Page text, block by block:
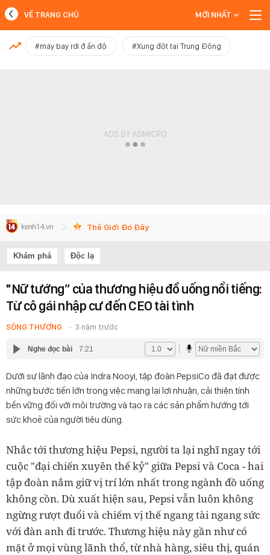
MỚI NHẤT
VỀ TRANG CHỦ MỚI NHẤT
#máy bay rơi ở ấn độ #Xung đột tại Trung Đông
Thế Giới Đó Đây
Khám phá Độc lạ
"Nữ tướng” của thương hiệu đồ uống nổi tiếng:
Từ cô gái nhập cư đến CEO tài tình
SÔNG THƯƠNG 3 năm trước
Nghe đọc bài 7:21
Dưới sự lãnh đạo của Indra Nooyi, tập đoàn PepsiCo đã đạt được
những bước tiến lớn trong việc mang lại lợi nhuận, cải thiện tính
bền vững đối với môi trường và tạo ra các sản phẩm hướng tới
sức khoẻ của người tiêu dùng.
Nhắc tới thương hiệu Pepsi, người ta lại nghĩ ngay tới
cuộc "đại chiến xuyên thế kỷ" giữa Pepsi và Coca - hai
tập đoàn nắm giữ vị trí lớn nhất trong ngành đồ uống
không cồn. Dù xuất hiện sau, Pepsi vẫn luôn không
ngừng rượt đuổi và chiếm vị thế ngang tài ngang sức
với đàn anh đi trước. Thương hiệu này gần như có
mặt ở mọi vùng lãnh thổ, từ nhà hàng, siêu thị, quán